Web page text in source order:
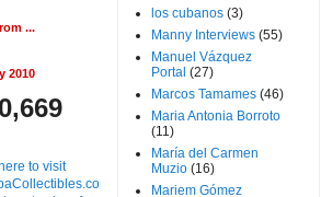
...
2010
los cubanos (3)
Manny Interviews (55)
Manuel Vázquez
Portal (27)
Marcos Tamames (46)
Maria Antonia Borroto
(11)
María del Carmen
Muzio (16)
Mariem Gómez